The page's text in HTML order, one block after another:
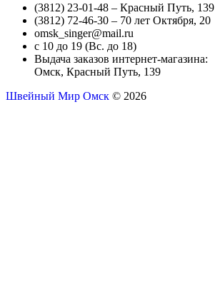
(3812) 23-01-48 – Красный Путь, 139
(3812) 72-46-30 – 70 лет Октября, 20
omsk_singer@mail.ru
с 10 до 19 (Вс. до 18)
Выдача заказов интернет-магазина:
Омск, Красный Путь, 139
Швейный Мир Омск © 2026